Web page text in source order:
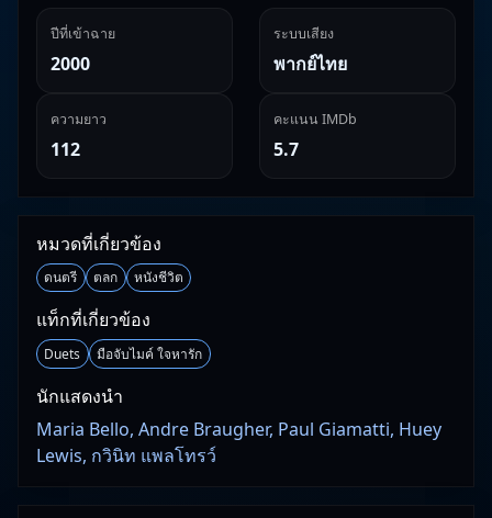
ปีที่เข้าฉาย
2000
ระบบเสียง
พากย์ไทย
ความยาว
112
คะแนน IMDb
5.7
หมวดที่เกี่ยวข้อง
ดนตรี ตลก หนังชีวิต
แท็กที่เกี่ยวข้อง
Duets มือจับไมค์ ใจหารัก
นักแสดงนำ
Maria Bello, Andre Braugher, Paul Giamatti, Huey
Lewis, กวินิท แพลโทรว์